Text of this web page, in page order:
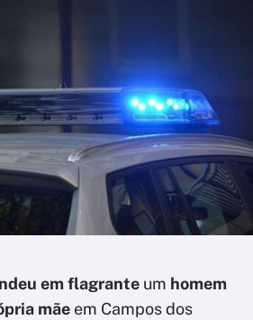
em flagrante um homem
mãe em Campos dos